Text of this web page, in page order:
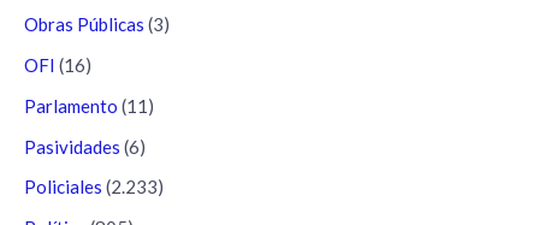
Obras Públicas (3)
OFI (16)
Parlamento (11)
Pasividades (6)
Policiales (2.233)